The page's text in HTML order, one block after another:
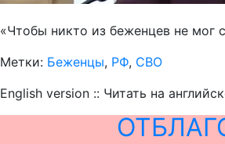
«Чтобы никто из беженцев не мог
Метки: Беженцы, РФ, СВО
English version :: Читать на